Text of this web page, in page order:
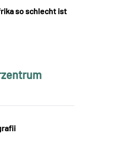
so schlecht ist